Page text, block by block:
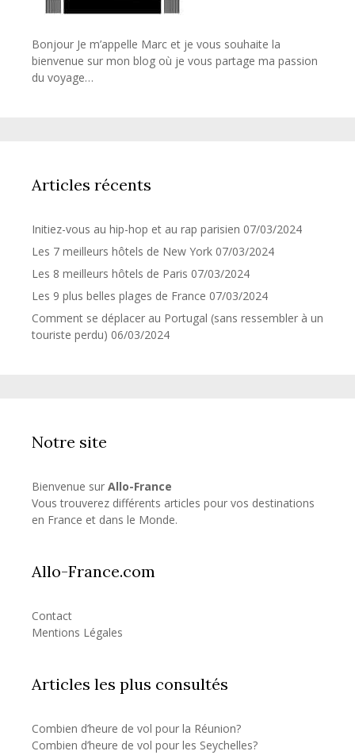
Bonjour Je m’appelle Marc et je vous souhaite la
bienvenue sur mon blog où je vous partage ma passion
du voyage…
Articles récents
Initiez-vous au hip-hop et au rap parisien 07/03/2024
Les 7 meilleurs hôtels de New York 07/03/2024
Les 8 meilleurs hôtels de Paris 07/03/2024
Les 9 plus belles plages de France 07/03/2024
Comment se déplacer au Portugal (sans ressembler à un
touriste perdu) 06/03/2024
Notre site
Bienvenue sur Allo-France
Vous trouverez différents articles pour vos destinations
en France et dans le Monde.
Allo-France.com
Contact
Mentions Légales
Articles les plus consultés
Combien d’heure de vol pour la Réunion?
Combien d’heure de vol pour les Seychelles?